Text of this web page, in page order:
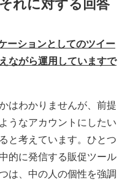
れに対する回答
ーションとしてのツイー
ながら運用していますで
はわかりませんが、前提
うなアカウントにしたい
と考えています。ひとつ
的に発信する販促ツール
は、中の人の個性を強調